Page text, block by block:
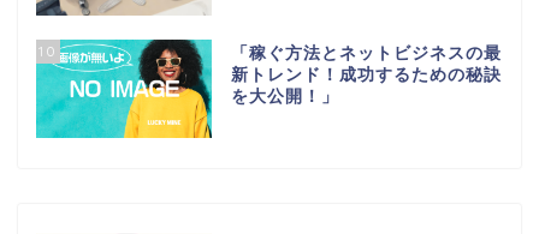
10
「稼ぐ方法とネットビジネスの最
新トレンド！成功するための秘訣
を大公開！」